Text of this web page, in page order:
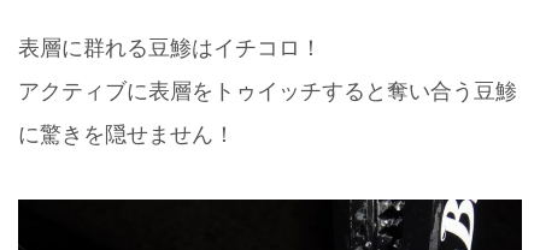
表層に群れる豆鯵はイチコロ！
アクティブに表層をトゥイッチすると奪い合う豆鯵
に驚きを隠せません！